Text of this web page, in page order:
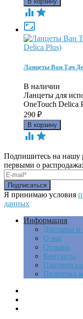
 

Ланцеты Ван Тач
В наличии
Ланцеты для
OneTouch Delica
290 ₽
 
Подпишитесь на нашу
первыми о
Я принимаю условия
данных
Информация
Доставка и
О нас
Отзывы
Контакты
Политика